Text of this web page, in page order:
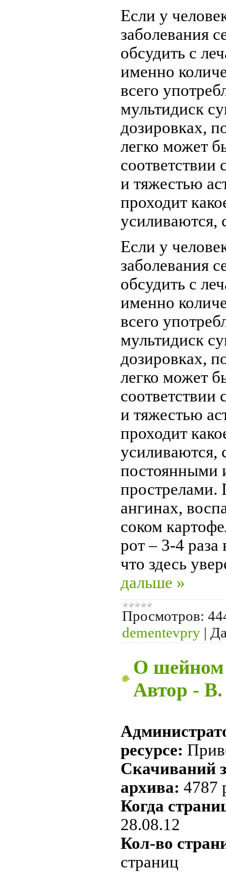
Если у
заболевания
обсудить с
именно
всего
мультидиск
дозировках,
легко может
соответствии
и тяжестью
проходит
усиливаются,
Если у
заболевания
обсудить с
именно
всего
мультидиск
дозировках,
легко может
соответствии
и тяжестью
проходит
усиливаются,
постоянными
прострелами.
ангинах,
соком
рот – 3-4 раза
что здесь
дальше »
Просмотров:
dementevpry |
О шейном
Автор -
ресурсе:
Скачиваний
архива: 4787
Когда
28.08.12
Кол-во
страниц